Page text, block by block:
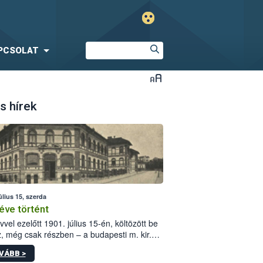
hírek
15, szerda
történt
ezelőtt 1901. július 15-én, költözött be
még csak részben – a budapesti m. kir.
állomás a Kis Rókus utca
alatti, Czigler Győző által tervezett új
>